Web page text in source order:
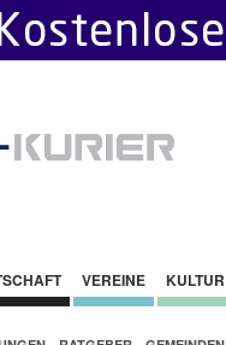
VEREINE KULTUR